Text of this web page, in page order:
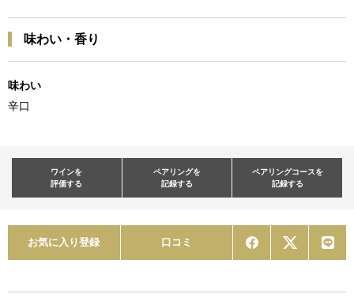
味わい・香り
味わい
辛口
ワインを
評価する
ペアリングを
記録する
ペアリングコースを
記録する
お気に入り登録 口コミ